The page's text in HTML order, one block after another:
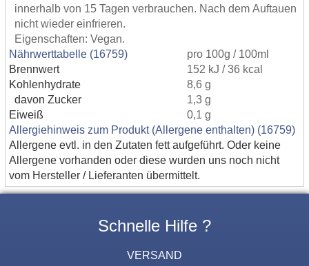
innerhalb von 15 Tagen verbrauchen. Nach dem Auftauen
nicht wieder einfrieren.
Eigenschaften: Vegan.
Nährwerttabelle (16759)
pro 100g / 100ml
Brennwert
152 kJ / 36 kcal
Kohlenhydrate
8,6 g
davon Zucker
1,3 g
Eiweiß
0,1 g
Allergiehinweis zum Produkt (Allergene enthalten) (16759)
Allergene evtl. in den Zutaten fett aufgeführt. Oder keine
Allergene vorhanden oder diese wurden uns noch nicht
vom Hersteller / Lieferanten übermittelt.
Schnelle Hilfe ?
VERSAND